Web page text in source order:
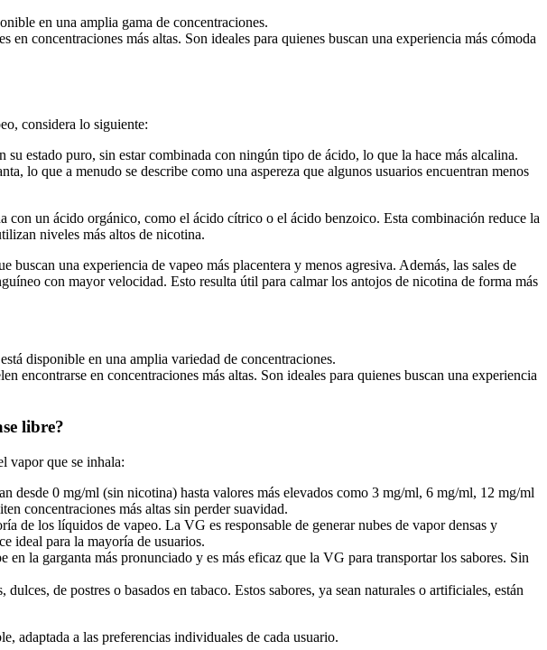
en una amplia gama de concentraciones.
concentraciones más altas. Son ideales para quienes buscan una experiencia más cómoda
considera lo siguiente:
estado puro, sin estar combinada con ningún tipo de ácido, lo que la hace más alcalina.
lo que a menudo se describe como una aspereza que algunos usuarios encuentran menos
con un ácido orgánico, como el ácido cítrico o el ácido benzoico. Esta combinación reduce la
niveles más altos de nicotina.
una experiencia de vapeo más placentera y menos agresiva. Además, las sales de
con mayor velocidad. Esto resulta útil para calmar los antojos de nicotina de forma más
disponible en una amplia variedad de concentraciones.
encontrarse en concentraciones más altas. Son ideales para quienes buscan una experiencia
libre?
vapor que se inhala:
desde 0 mg/ml (sin nicotina) hasta valores más elevados como 3 mg/ml, 6 mg/ml, 12 mg/ml
concentraciones más altas sin perder suavidad.
de los líquidos de vapeo. La VG es responsable de generar nubes de vapor densas y
ideal para la mayoría de usuarios.
la garganta más pronunciado y es más eficaz que la VG para transportar los sabores. Sin
de postres o basados en tabaco. Estos sabores, ya sean naturales o artificiales, están
adaptada a las preferencias individuales de cada usuario.